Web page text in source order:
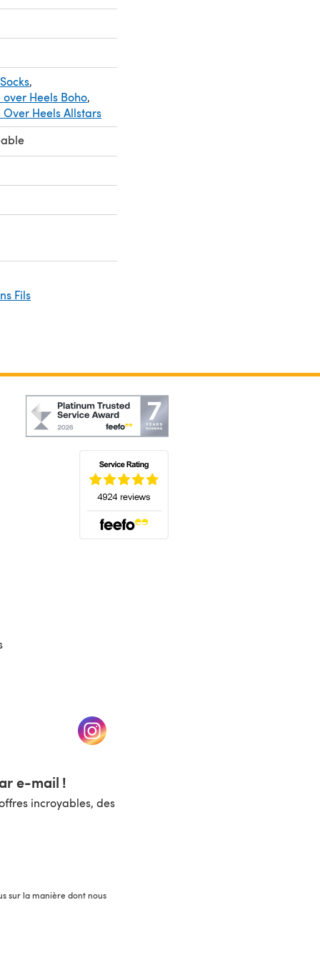
,
Heels Boho,
Heels Allstars
Fils
nouvel onglet) (s'ouvre dans un nouvel onglet)
e-mail !
incroyables, des
sur la manière dont nous